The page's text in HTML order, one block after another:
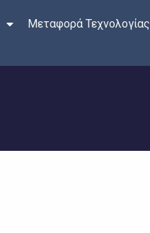
Μεταφορά Τεχνολογίας